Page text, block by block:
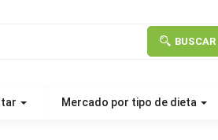
BUSCAR
Mercado por tipo de dieta